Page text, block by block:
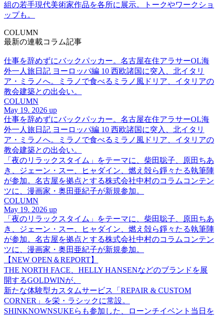
組の若手現代美術家作品を各所に展示。トークやワークショ
ップも。
COLUMN
最新の連載コラム記事
仕事を辞めずにバックパッカー。名古屋在住アラサーOL海
外一人旅日記 ヨーロッパ編 10 西欧諸国に突入、北イタリ
ア・ミラノへ。ミラノで食べるミラノ風ドリア、イタリアの
教会建築との出会い。
COLUMN
May 19. 2026 up
仕事を辞めずにバックパッカー。名古屋在住アラサーOL海
外一人旅日記 ヨーロッパ編 10 西欧諸国に突入、北イタリ
ア・ミラノへ。ミラノで食べるミラノ風ドリア、イタリアの
教会建築との出会い。
「夜のリラックスタイム」をテーマに、柴田聡子、原田ちあ
き、ジェーン・スー、ヒャダイン、燃え殻ら錚々たる執筆陣
が参加。名古屋を拠点とする株式会社中村のコラムコンテン
ツに、漫画家・奥田亜紀子が新規参加。
COLUMN
May 19. 2026 up
「夜のリラックスタイム」をテーマに、柴田聡子、原田ちあ
き、ジェーン・スー、ヒャダイン、燃え殻ら錚々たる執筆陣
が参加。名古屋を拠点とする株式会社中村のコラムコンテン
ツに、漫画家・奥田亜紀子が新規参加。
【NEW OPEN＆REPORT】
THE NORTH FACE、HELLY HANSENなどのブランドを展
開するGOLDWINが、
新たな体験型カスタムサービス「REPAIR & CUSTOM
CORNER」を栄・ラシックに常設。
SHINKNOWNSUKEらも参加した、ローンチイベント当日を